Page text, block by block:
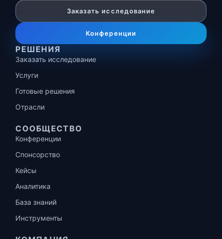
Заказать исследование
Конференции
РЕШЕНИЯ
Заказать исследование
Услуги
Готовые решения
Отрасли
СООБЩЕСТВО
Конференции
Спонсорство
Кейсы
Аналитика
База знаний
Инструменты